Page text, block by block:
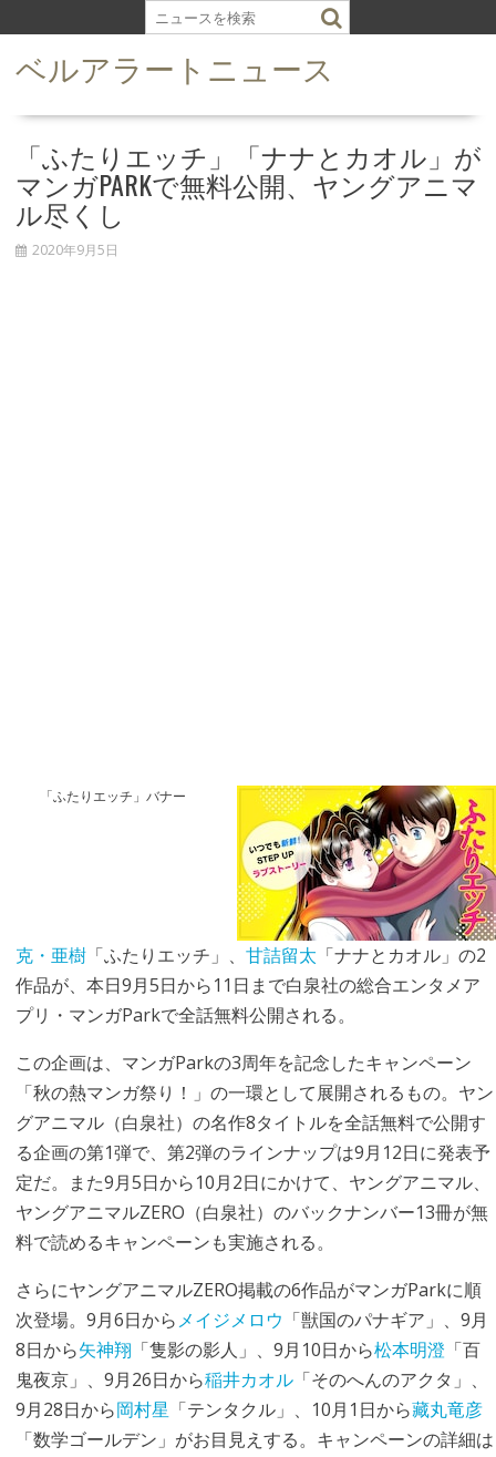
k
ベルアラートニュース
「ふたりエッチ」「ナナとカオル」が
マンガPARKで無料公開、ヤングアニマ
ル尽くし
2020年9月5日
「ふたりエッチ」バナー
克・亜樹「ふたりエッチ」、 甘詰留太 「ナナとカオル」の2
作品が、本日9月5日から11日まで白泉社の総合エンタメア
プリ・マンガParkで全話無料公開される。
この企画は、マンガParkの3周年を記念したキャンペーン
「秋の熱マンガ祭り！」の一環として展開されるもの。ヤン
グアニマル（白泉社）の名作8タイトルを全話無料で公開す
る企画の第1弾で、第2弾のラインナップは9月12日に発表予
定だ。また9月5日から10月2日にかけて、ヤングアニマル、
ヤングアニマルZERO（白泉社）のバックナンバー13冊が無
料で読めるキャンペーンも実施される。
さらにヤングアニマルZERO掲載の6作品がマンガParkに順
次登場。9月6日からメイジメロウ 「獣国のパナギア」、9月
8日から矢神翔 「隻影の影人」、9月10日から松本明澄 「百
鬼夜京」、9月26日から稲井カオル「そのへんのアクタ」、
9月28日から岡村星 「テンタクル」、10月1日から藏丸竜彦
「数学ゴールデン」がお目見えする。キャンペーンの詳細は